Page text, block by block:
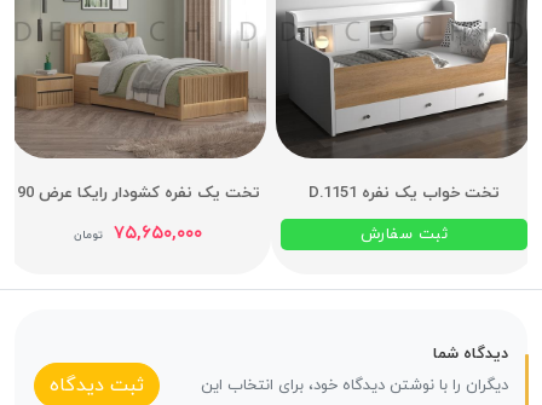
تخت خواب یک نفره D.1151
ثبت سفارش
تخت یک نفره کشودار رایکا عرض 90
۷۵,۶۵۰,۰۰۰ تومان
دیدگاه شما
دیگران را با نوشتن دیدگاه خود، برای انتخاب این
ثبت دیدگاه